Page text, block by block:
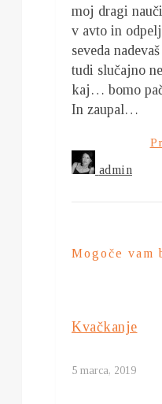
moj dragi
v avto in
seveda
tudi slučajno
kaj… bomo
In zaupal…
admin
Mogoče vam
Kvačkanje
5 marca, 2019